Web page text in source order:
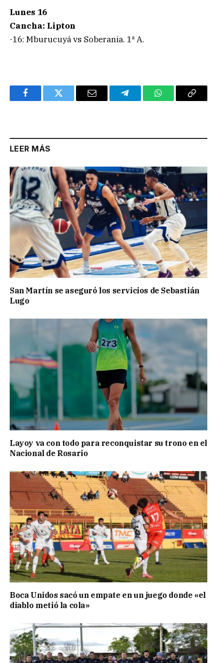
Lunes 16
Cancha: Lipton
-16: Mburucuyá vs Soberania. 1ª A.
FacebookTwitter Email TelegramWhatsAppCopy
LEER MÁS
San Martín se aseguró los servicios de Sebastián
Lugo
Layoy va con todo para reconquistar su trono en el
Nacional de Rosario
Boca Unidos sacó un empate en un juego donde «el
diablo metió la cola»